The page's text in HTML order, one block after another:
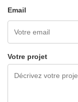
Email
Votre projet